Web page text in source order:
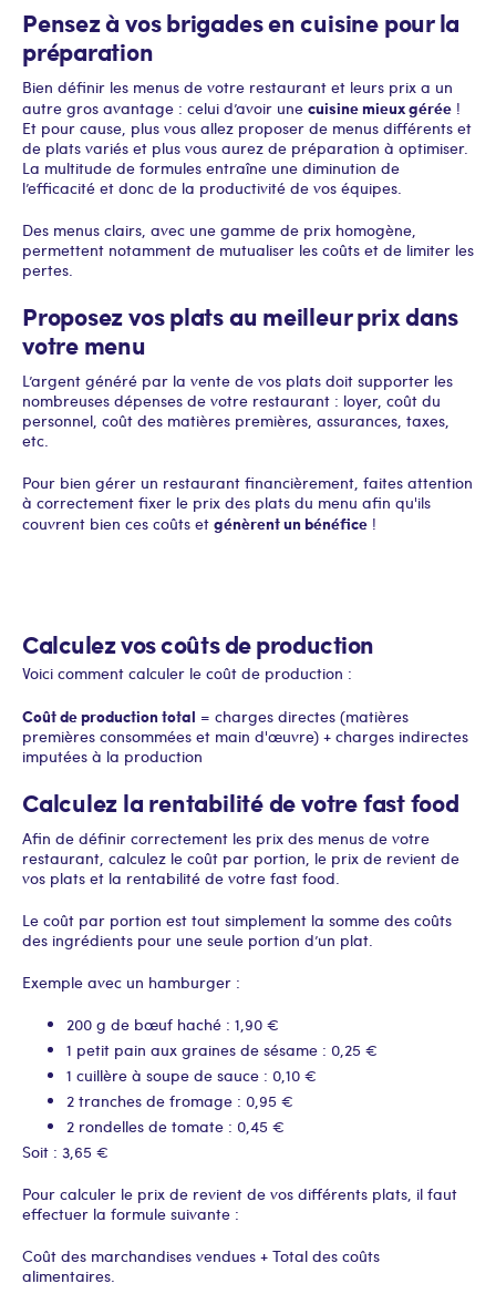
Pensez à vos brigades en cuisine pour la
préparation
Bien définir les menus de votre restaurant et leurs prix a un
autre gros avantage : celui d’avoir une cuisine mieux gérée !
Et pour cause, plus vous allez proposer de menus différents et
de plats variés et plus vous aurez de préparation à optimiser.
La multitude de formules entraîne une diminution de
l’efficacité et donc de la productivité de vos équipes.
Des menus clairs, avec une gamme de prix homogène,
permettent notamment de mutualiser les coûts et de limiter les
pertes.
Proposez vos plats au meilleur prix dans
votre menu
L’argent généré par la vente de vos plats doit supporter les
nombreuses dépenses de votre restaurant : loyer, coût du
personnel, coût des matières premières, assurances, taxes,
etc.
Pour bien gérer un restaurant financièrement, faites attention
à correctement fixer le prix des plats du menu afin qu'ils
couvrent bien ces coûts et génèrent un bénéfice !
Calculez vos coûts de production
Voici comment calculer le coût de production :
Coût de production total = charges directes (matières
premières consommées et main d'œuvre) + charges indirectes
imputées à la production
Calculez la rentabilité de votre fast food
Afin de définir correctement les prix des menus de votre
restaurant, calculez le coût par portion, le prix de revient de
vos plats et la rentabilité de votre fast food.
Le coût par portion est tout simplement la somme des coûts
des ingrédients pour une seule portion d’un plat.
Exemple avec un hamburger :
200 g de bœuf haché : 1,90 €
1 petit pain aux graines de sésame : 0,25 €
1 cuillère à soupe de sauce : 0,10 €
2 tranches de fromage : 0,95 €
2 rondelles de tomate : 0,45 €
Soit : 3,65 €
Pour calculer le prix de revient de vos différents plats, il faut
effectuer la formule suivante :
Coût des marchandises vendues + Total des coûts
alimentaires.